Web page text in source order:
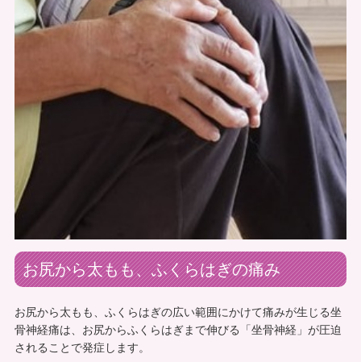
お尻から太もも、ふくらはぎの痛み
お尻から太もも、ふくらはぎの広い範囲にかけて痛みが生じる坐
骨神経痛は、お尻からふくらはぎまで伸びる「坐骨神経」が圧迫
されることで発症します。